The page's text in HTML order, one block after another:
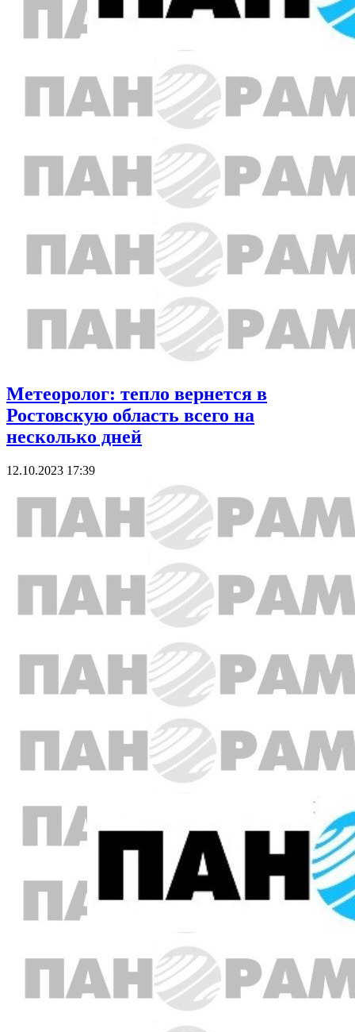
Метеоролог: тепло вернется в
Ростовскую область всего на
несколько дней
12.10.2023 17:39